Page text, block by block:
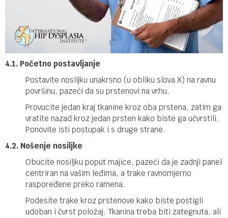
4.1. Početno postavljanje
Postavite nosiljku unakrsno (u obliku slova X) na ravnu
površinu, pazeći da su prstenovi na vrhu.
Provucite jedan kraj tkanine kroz oba prstena, zatim ga
vratite nazad kroz jedan prsten kako biste ga učvrstili.
Ponovite isti postupak i s druge strane.
4.2. Nošenje nosiljke
Obucite nosiljku poput majice, pazeći da je zadnji panel
centriran na vašim leđima, a trake ravnomjerno
raspoređene preko ramena.
Podesite trake kroz prstenove kako biste postigli
udoban i čvrst položaj. Tkanina treba biti zategnuta, ali